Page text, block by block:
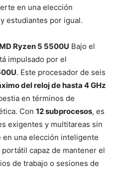
en una elección
estudiantes por igual.
Ryzen 5 5500U Bajo el
impulsado por el
. Este procesador de seis
del reloj de hasta 4 GHz
en términos de
Con 12 subprocesos, es
exigentes y multitareas sin
una elección inteligente
capaz de mantener el
de trabajo o sesiones de